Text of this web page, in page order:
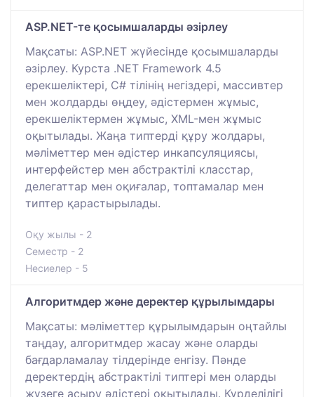
ASP.NET-те қосымшаларды әзірлеу
Мақсаты: ASP.NET жүйесінде қосымшаларды
әзірлеу. Курста .NET Framework 4.5
ерекшеліктері, C# тілінің негіздері, массивтер
мен жолдарды өңдеу, әдістермен жұмыс,
ерекшеліктермен жұмыс, XML-мен жұмыс
оқытылады. Жаңа типтерді құру жолдары,
мәліметтер мен әдістер инкапсуляциясы,
интерфейстер мен абстрактілі класстар,
делегаттар мен оқиғалар, топтамалар мен
типтер қарастырылады.
Оқу жылы - 2
Семестр - 2
Несиелер - 5
Алгоритмдер және деректер құрылымдары
Мақсаты: мәліметтер құрылымдарын оңтайлы
таңдау, алгоритмдер жасау және оларды
бағдарламалау тілдерінде енгізу. Пәнде
деректердің абстрактілі типтері мен оларды
жүзеге асыру әдістері оқытылады. Күрделілігі